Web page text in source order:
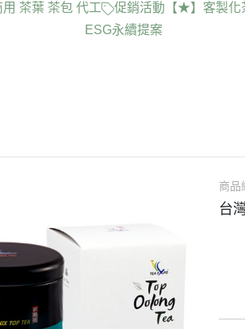
茶葉 茶包 代工 促銷活動 【★】客製化
ESG永續提案
商品
台